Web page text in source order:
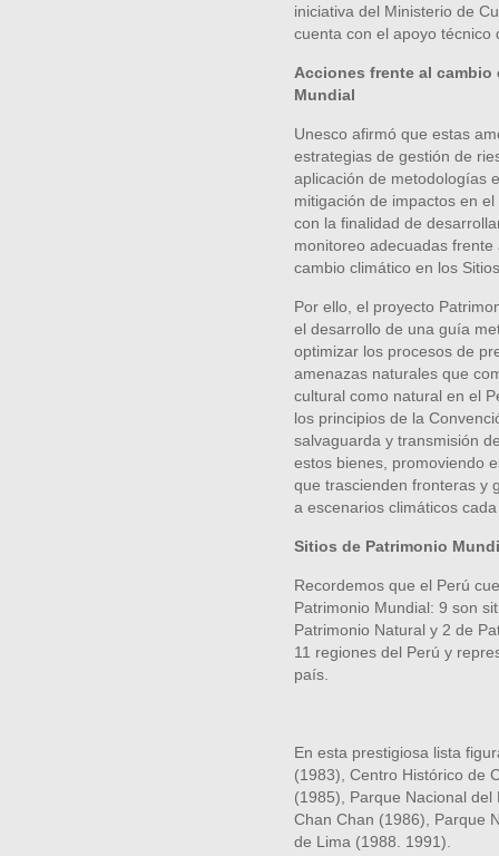
iniciativa del Ministerio de
cuenta con el apoyo técnico
Acciones frente al
Mundial
Unesco afirmó que estas
estrategias de gestión de
aplicación de metodologías
mitigación de impactos en
con la finalidad de
monitoreo adecuadas
cambio climático en los
Por ello, el proyecto
el desarrollo de una guía
optimizar los procesos de
amenazas naturales que
cultural como natural en el
los principios de la
salvaguarda y transmisión
estos bienes, promoviendo
que trascienden fronteras y
a escenarios climáticos
Sitios de Patrimonio
Recordemos que el Perú
Patrimonio Mundial: 9 son
Patrimonio Natural y 2 de
11 regiones del Perú y
país.
En esta prestigiosa lista
(1983), Centro Histórico de
(1985), Parque Nacional
Chan Chan (1986), Parque
de Lima (1988. 1991).